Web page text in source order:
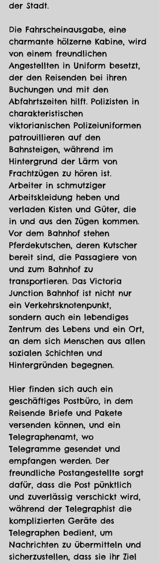
der Stadt.
Die Fahrscheinausgabe, eine
charmante hölzerne Kabine, wird
von einem freundlichen
Angestellten in Uniform besetzt,
der den Reisenden bei ihren
Buchungen und mit den
Abfahrtszeiten hilft. Polizisten in
charakteristischen
viktorianischen Polizeiuniformen
patrouillieren auf den
Bahnsteigen, während im
Hintergrund der Lärm von
Frachtzügen zu hören ist.
Arbeiter in schmutziger
Arbeitskleidung heben und
verladen Kisten und Güter, die
in und aus den Zügen kommen.
Vor dem Bahnhof stehen
Pferdekutschen, deren Kutscher
bereit sind, die Passagiere von
und zum Bahnhof zu
transportieren. Das Victoria
Junction Bahnhof ist nicht nur
ein Verkehrsknotenpunkt,
sondern auch ein lebendiges
Zentrum des Lebens und ein Ort,
an dem sich Menschen aus allen
sozialen Schichten und
Hintergründen begegnen.
Hier finden sich auch ein
geschäftiges Postbüro, in dem
Reisende Briefe und Pakete
versenden können, und ein
Telegraphenamt, wo
Telegramme gesendet und
empfangen werden. Der
freundliche Postangestellte sorgt
dafür, dass die Post pünktlich
und zuverlässig verschickt wird,
während der Telegraphist die
komplizierten Geräte des
Telegraphen bedient, um
Nachrichten zu übermitteln und
sicherzustellen, dass sie ihr Ziel